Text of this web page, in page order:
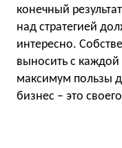
конечный
над стратегией
интересно.
выносить с каждой
максимум пользы
бизнес – это